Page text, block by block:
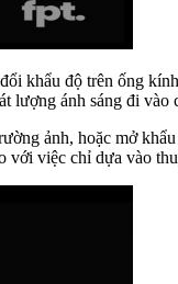
khẩu độ trên ống
ánh sáng đi vào
ảnh, hoặc mở
với việc chỉ dựa vào